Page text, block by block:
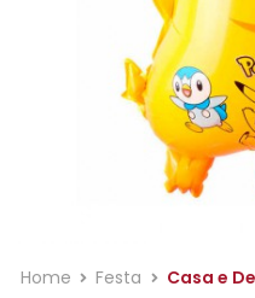
Home Festa Casa e